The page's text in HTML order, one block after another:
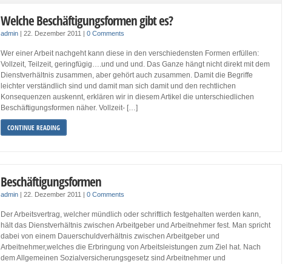
Welche Beschäftigungsformen gibt es?
admin |22. Dezember 2011 |0 Comments
Wer einer Arbeit nachgeht kann diese in den verschiedensten Formen erfüllen:
Vollzeit, Teilzeit, geringfügig….und und und. Das Ganze hängt nicht direkt mit dem
Dienstverhältnis zusammen, aber gehört auch zusammen. Damit die Begriffe
leichter verständlich sind und damit man sich damit und den rechtlichen
Konsequenzen auskennt, erklären wir in diesem Artikel die unterschiedlichen
Beschäftigungsformen näher. Vollzeit- […]
CONTINUE READING
Beschäftigungsformen
admin |22. Dezember 2011 |0 Comments
Der Arbeitsvertrag, welcher mündlich oder schriftlich festgehalten werden kann,
hält das Dienstverhältnis zwischen Arbeitgeber und Arbeitnehmer fest. Man spricht
dabei von einem Dauerschuldverhältnis zwischen Arbeitgeber und
Arbeitnehmer,welches die Erbringung von Arbeitsleistungen zum Ziel hat. Nach
dem Allgemeinen Sozialversicherungsgesetz sind Arbeitnehmer und